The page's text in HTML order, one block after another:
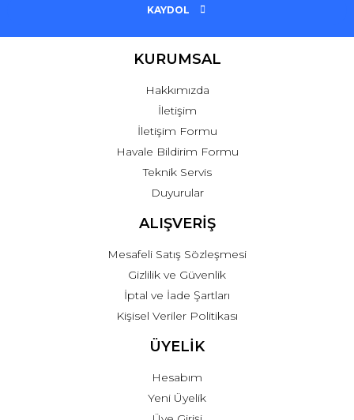
KAYDOL
KURUMSAL
Hakkımızda
İletişim
İletişim Formu
Havale Bildirim Formu
Teknik Servis
Duyurular
ALIŞVERİŞ
Mesafeli Satış Sözleşmesi
Gizlilik ve Güvenlik
İptal ve İade Şartları
Kişisel Veriler Politikası
ÜYELİK
Hesabım
Yeni Üyelik